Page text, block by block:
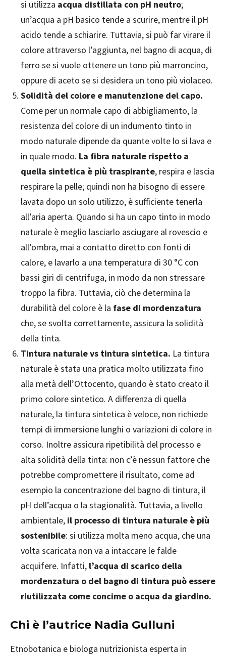
si utilizza acqua distillata con pH neutro;
un’acqua a pH basico tende a scurire, mentre il pH
acido tende a schiarire. Tuttavia, si può far virare il
colore attraverso l’aggiunta, nel bagno di acqua, di
ferro se si vuole ottenere un tono più marroncino,
oppure di aceto se si desidera un tono più violaceo.
Solidità del colore e manutenzione del capo.
Come per un normale capo di abbigliamento, la
resistenza del colore di un indumento tinto in
modo naturale dipende da quante volte lo si lava e
in quale modo. La fibra naturale rispetto a
quella sintetica è più traspirante, respira e lascia
respirare la pelle; quindi non ha bisogno di essere
lavata dopo un solo utilizzo, è sufficiente tenerla
all’aria aperta. Quando si ha un capo tinto in modo
naturale è meglio lasciarlo asciugare al rovescio e
all’ombra, mai a contatto diretto con fonti di
calore, e lavarlo a una temperatura di 30 °C con
bassi giri di centrifuga, in modo da non stressare
troppo la fibra. Tuttavia, ciò che determina la
durabilità del colore è la fase di mordenzatura
che, se svolta correttamente, assicura la solidità
della tinta.
Tintura naturale vs tintura sintetica. La tintura
naturale è stata una pratica molto utilizzata fino
alla metà dell’Ottocento, quando è stato creato il
primo colore sintetico. A differenza di quella
naturale, la tintura sintetica è veloce, non richiede
tempi di immersione lunghi o variazioni di colore in
corso. Inoltre assicura ripetibilità del processo e
alta solidità della tinta: non c’è nessun fattore che
potrebbe compromettere il risultato, come ad
esempio la concentrazione del bagno di tintura, il
pH dell’acqua o la stagionalità. Tuttavia, a livello
ambientale, il processo di tintura naturale è più
sostenibile: si utilizza molta meno acqua, che una
volta scaricata non va a intaccare le falde
acquifere. Infatti, l’acqua di scarico della
mordenzatura o del bagno di tintura può essere
riutilizzata come concime o acqua da giardino.
Chi è l’autrice Nadia Gulluni
Etnobotanica e biologa nutrizionista esperta in